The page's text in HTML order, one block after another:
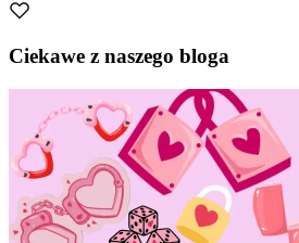
Ciekawe z naszego bloga